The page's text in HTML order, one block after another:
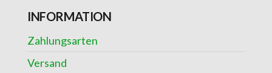
INFORMATION
Zahlungsarten
Versand